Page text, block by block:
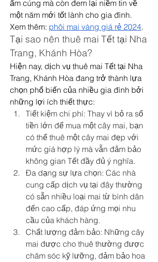
ấm cúng mà còn đem lại niềm tin về
một năm mới tốt lành cho gia đình.
Xem thêm: phôi mai vàng giá rẻ 2024.
Tại sao nên thuê mai Tết tại Nha
Trang, Khánh Hòa?
Hiện nay, dịch vụ thuê mai Tết tại Nha
Trang, Khánh Hòa đang trở thành lựa
chọn phổ biến của nhiều gia đình bởi
những lợi ích thiết thực:
Tiết kiệm chi phí: Thay vì bỏ ra số
tiền lớn để mua một cây mai, bạn
có thể thuê một cây mai đẹp với
mức giá hợp lý mà vẫn đảm bảo
không gian Tết đầy đủ ý nghĩa.
Đa dạng sự lựa chọn: Các nhà
cung cấp dịch vụ tại đây thường
có sẵn nhiều loại mai từ bình dân
đến cao cấp, đáp ứng mọi nhu
cầu của khách hàng.
Chất lượng đảm bảo: Những cây
mai được cho thuê thường được
chăm sóc kỹ lưỡng, đảm bảo hoa